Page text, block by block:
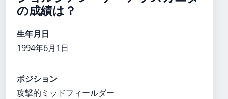
の成績は？
生年月日
1994年6月1日
ポジション
攻撃的ミッドフィールダー